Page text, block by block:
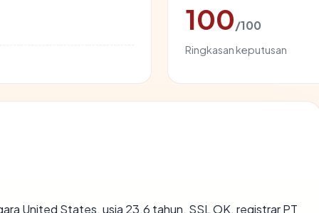
100/100
Ringkasan keputusan
United States, usia 23.6 tahun, SSL OK, registrar PT